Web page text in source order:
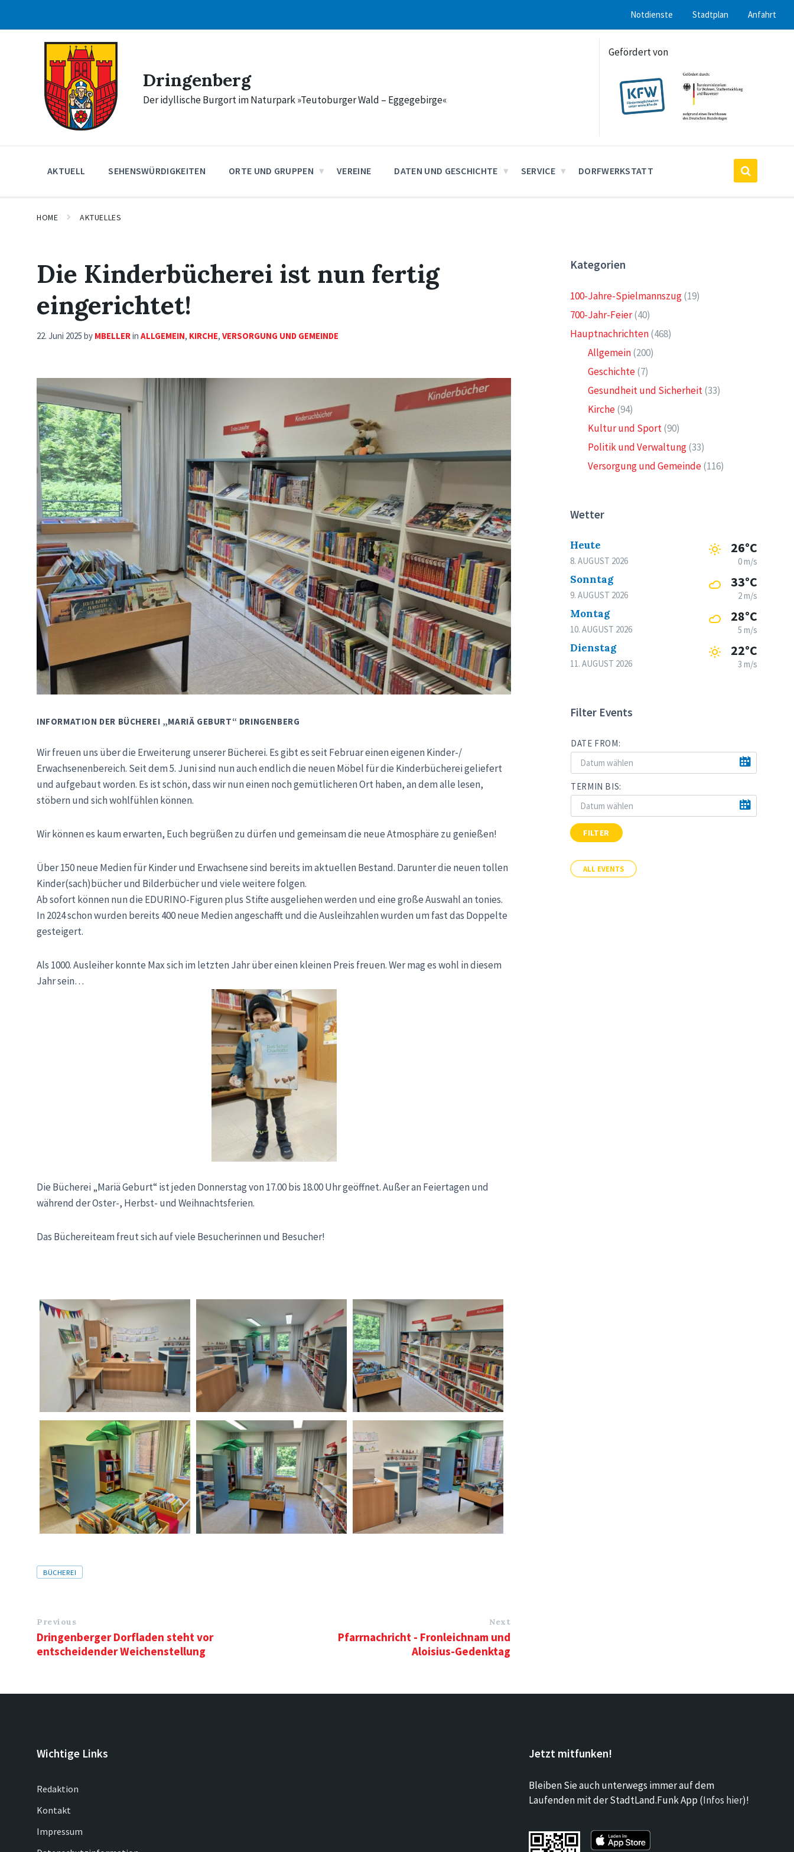
content
main
footer
Notdienste Stadtplan Anfahrt
Dringenberg
Der idyllische Burgort im Naturpark »Teutoburger Wald – Eggegebirge«
Gefördert von
AKTUELL SEHENSWÜRDIGKEITEN ORTE UND GRUPPEN VEREINE DATEN UND GESCHICHTE SERVICE DORFWERKSTATT
HOME AKTUELLES
Die Kinderbücherei ist nun fertig
eingerichtet!
22. Juni 2025 by MBELLERin ALLGEMEIN, KIRCHE, VERSORGUNG UND GEMEINDE
INFORMATION DER BÜCHEREI „MARIÄ GEBURT“ DRINGENBERG
Wir freuen uns über die Erweiterung unserer Bücherei. Es gibt es seit Februar einen eigenen Kinder-/
Erwachsenenbereich. Seit dem 5. Juni sind nun auch endlich die neuen Möbel für die Kinderbücherei geliefert
und aufgebaut worden. Es ist schön, dass wir nun einen noch gemütlicheren Ort haben, an dem alle lesen,
stöbern und sich wohlfühlen können.
Wir können es kaum erwarten, Euch begrüßen zu dürfen und gemeinsam die neue Atmosphäre zu genießen!
Über 150 neue Medien für Kinder und Erwachsene sind bereits im aktuellen Bestand. Darunter die neuen tollen
Kinder(sach)bücher und Bilderbücher und viele weitere folgen.
Ab sofort können nun die EDURINO-Figuren plus Stifte ausgeliehen werden und eine große Auswahl an tonies.
In 2024 schon wurden bereits 400 neue Medien angeschafft und die Ausleihzahlen wurden um fast das Doppelte
gesteigert.
Als 1000. Ausleiher konnte Max sich im letzten Jahr über einen kleinen Preis freuen. Wer mag es wohl in diesem
Jahr sein…
Die Bücherei „Mariä Geburt“ ist jeden Donnerstag von 17.00 bis 18.00 Uhr geöffnet. Außer an Feiertagen und
während der Oster-, Herbst- und Weihnachtsferien.
Das Büchereiteam freut sich auf viele Besucherinnen und Besucher!
Tags
BÜCHEREI
Previous
Dringenberger Dorfladen steht vor
entscheidender Weichenstellung
Next
Pfarrnachricht - Fronleichnam und
Aloisius-Gedenktag
Kategorien
100-Jahre-Spielmannszug(19)
700-Jahr-Feier(40)
Hauptnachrichten(468)
Allgemein(200)
Geschichte(7)
Gesundheit und Sicherheit(33)
Kirche(94)
Kultur und Sport(90)
Politik und Verwaltung(33)
Versorgung und Gemeinde(116)
Wetter
Heute
8. AUGUST 2026
26°C
0 m/s
Sonntag
9. AUGUST 2026
33°C
2 m/s
Montag
10. AUGUST 2026
28°C
5 m/s
Dienstag
11. AUGUST 2026
22°C
3 m/s
Filter Events
DATE FROM:
TERMIN BIS:
FILTER
ALL EVENTS
Wichtige Links
Redaktion
Kontakt
Impressum
Jetzt mitfunken!
Bleiben Sie auch unterwegs immer auf dem
Laufenden mit der StadtLand.Funk App (Infos hier)!